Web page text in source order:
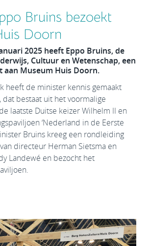
Bruins bezoekt
Doorn
2025 heeft Eppo Bruins, de
Cultuur en Wetenschap, een
aan Museum Huis Doorn.
heeft de minister kennis gemaakt
bestaat uit het voormalige
laatste Duitse keizer Wilhelm II en
‘Nederland in de Eerste
Bruins kreeg een rondleiding
directeur Herman Sietsma en
Landewé en bezocht het